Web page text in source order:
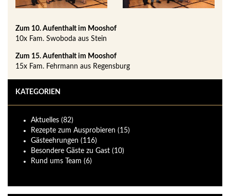
Zum 10. Aufenthalt im Mooshof
10x Fam. Swoboda aus Stein
Zum 15. Aufenthalt im Mooshof
15x Fam. Fehrmann aus Regensburg
KATEGORIEN
Aktuelles (82)
Rezepte zum Ausprobieren (15)
Gästeehrungen (116)
Besondere Gäste zu Gast (10)
Rund ums Team (6)